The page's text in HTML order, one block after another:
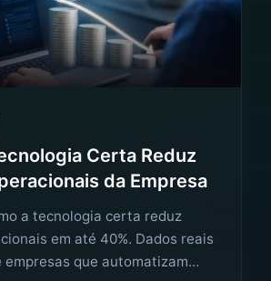
Certa Reduz
da Empresa
a tecnologia certa reduz
em até 40%. Dados reais
empresas que automatizam